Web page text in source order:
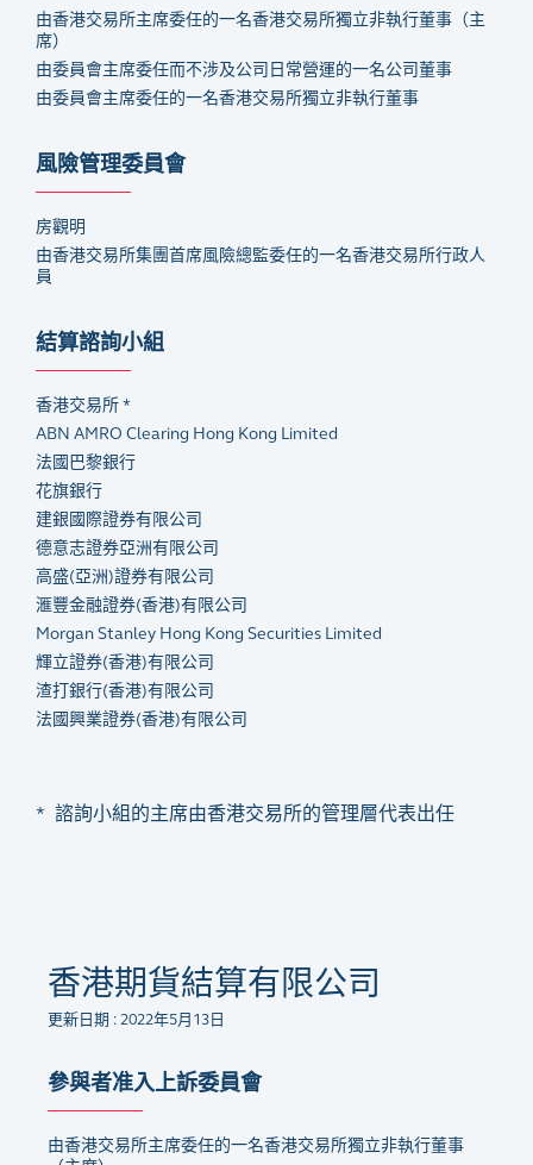
由香港交易所主席委任的一名香港交易所獨立非執行董事（主
席）
由委員會主席委任而不涉及公司日常營運的一名公司董事
由委員會主席委任的一名香港交易所獨立非執行董事
風險管理委員會
房觀明
由香港交易所集團首席風險總監委任的一名香港交易所行政人
員
結算諮詢小組
香港交易所 *
ABN AMRO Clearing Hong Kong Limited
法國巴黎銀行
花旗銀行
建銀國際證券有限公司
德意志證券亞洲有限公司
高盛(亞洲)證券有限公司
滙豐金融證券(香港)有限公司
Morgan Stanley Hong Kong Securities Limited
輝立證券(香港)有限公司
渣打銀行(香港)有限公司
法國興業證券(香港)有限公司
* 諮詢小組的主席由香港交易所的管理層代表出任
香港期貨結算有限公司
更新日期 : 2022年5月13日
參與者准入上訴委員會
由香港交易所主席委任的一名香港交易所獨立非執行董事